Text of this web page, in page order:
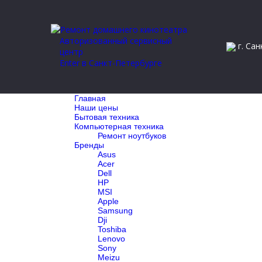
Авторизованный сервисный
центр
Enter в Санкт-Петербурге
г.
Главная
Наши цены
Бытовая техника
Компьютерная техника
Ремонт ноутбуков
Бренды
Asus
Acer
Dell
HP
MSI
Apple
Samsung
Dji
Toshiba
Lenovo
Sony
Meizu